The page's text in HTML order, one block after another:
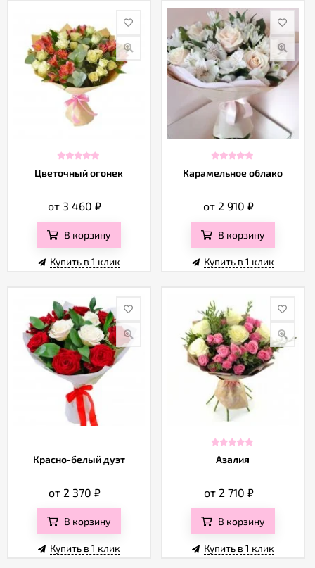
Цветочный огонек
от 3 460₽
В корзину
Купить в 1 клик
Карамельное облако
от 2 910₽
В корзину
Купить в 1 клик
Красно-белый дуэт
от 2 370₽
В корзину
Купить в 1 клик
Азалия
от 2 710 ₽
В корзину
Купить в 1 клик